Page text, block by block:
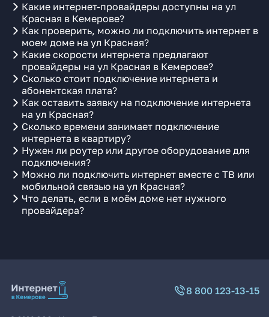
Какие интернет-провайдеры доступны на ул
Красная в Кемерове?
Как проверить, можно ли подключить интернет в
моем доме на ул Красная?
Какие скорости интернета предлагают
провайдеры на ул Красная в Кемерове?
Сколько стоит подключение интернета и
абонентская плата?
Как оставить заявку на подключение интернета
на ул Красная?
Сколько времени занимает подключение
интернета в квартиру?
Нужен ли роутер или другое оборудование для
подключения?
Можно ли подключить интернет вместе с ТВ или
мобильной связью на ул Красная?
Что делать, если в моём доме нет нужного
провайдера?
8 800 123-13-15